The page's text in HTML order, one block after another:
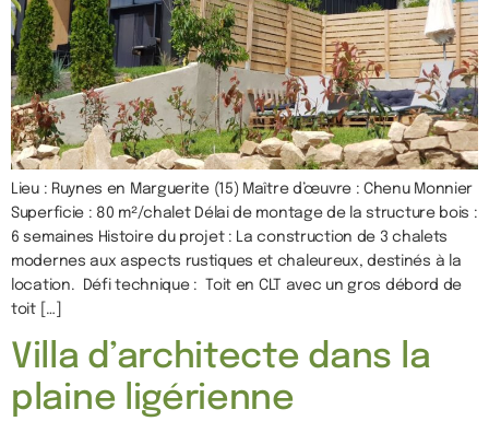
Lieu : Ruynes en Marguerite (15) Maître d’œuvre : Chenu Monnier
Superficie : 80 m²/chalet Délai de montage de la structure bois :
6 semaines Histoire du projet : La construction de 3 chalets
modernes aux aspects rustiques et chaleureux, destinés à la
location. Défi technique : Toit en CLT avec un gros débord de
toit […]
Villa d’architecte dans la
plaine ligérienne